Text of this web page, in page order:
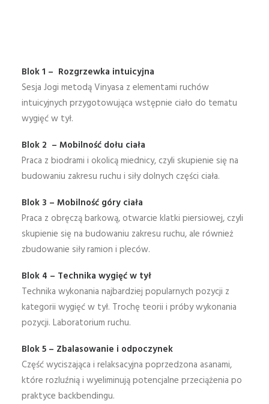
Blok 1 – Rozgrzewka intuicyjna
Sesja Jogi metodą Vinyasa z elementami ruchów
intuicyjnych przygotowująca wstępnie ciało do tematu
wygięć w tył.
Blok 2 – Mobilność dołu ciała
Praca z biodrami i okolicą miednicy, czyli skupienie się na
budowaniu zakresu ruchu i siły dolnych części ciała.
Blok 3 – Mobilność góry ciała
Praca z obręczą barkową, otwarcie klatki piersiowej, czyli
skupienie się na budowaniu zakresu ruchu, ale również
zbudowanie siły ramion i pleców.
Blok 4 – Technika wygięć w tył
Technika wykonania najbardziej popularnych pozycji z
kategorii wygięć w tył. Trochę teorii i próby wykonania
pozycji. Laboratorium ruchu.
Blok 5 – Zbalasowanie i odpoczynek
Część wyciszająca i relaksacyjna poprzedzona asanami,
które rozluźnią i wyeliminują potencjalne przeciążenia po
praktyce backbendingu.